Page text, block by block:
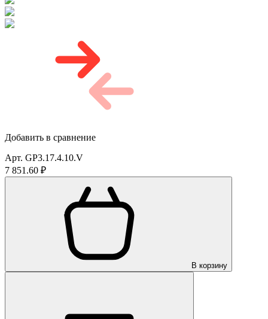
Добавить в сравнение
Арт. GP3.17.4.10.V
7 851.60 ₽
В корзину